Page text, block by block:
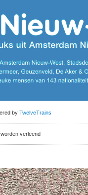
by TwelveTrains
verleend